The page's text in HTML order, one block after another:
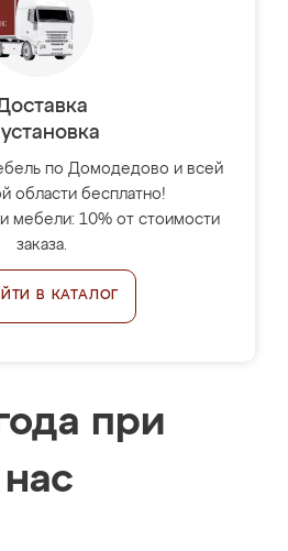
по Домодедово и всей
области бесплатно!
мебели: 10% от стоимости
заказа.
В КАТАЛОГ
при